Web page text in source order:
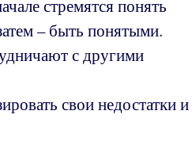
стремятся понять
– быть понятыми.
с другими
свои недостатки и